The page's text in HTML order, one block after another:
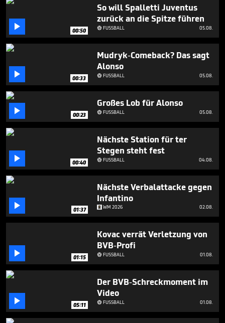
2
45
seconds
 00:50
So will Spalletti Juventus
zurück an die Spitze führen
FUSSBALL 05.08.
 00:33
Mudryk-Comeback? Das sagt
Alonso
FUSSBALL 05.08.
 00:23
Großes Lob für Alonso
FUSSBALL 05.08.
 00:40
Nächste Station für ter
Stegen steht fest
FUSSBALL 04.08.
 01:37
Nächste Verbalattacke gegen
Infantino
WM 2026 02.08.
 01:15
Kovac verrät Verletzung von
BVB-Profi
FUSSBALL 01.08.
 05:11
Der BVB-Schreckmoment im
Video
FUSSBALL 01.08.